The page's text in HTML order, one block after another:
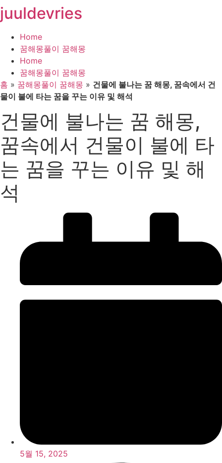
콘
텐
뛰
기
juuldevries
Home
꿈해몽풀이 꿈해몽
Home
꿈해몽풀이 꿈해몽
홈 » 꿈해몽풀이 꿈해몽 » 건물에 불나는 꿈 해몽, 꿈속에서 건
물이 불에 타는 꿈을 꾸는 이유 및 해석
건물에 불나는 꿈 해몽,
꿈속에서 건물이 불에 타
는 꿈을 꾸는 이유 및 해
석
5월 15, 2025